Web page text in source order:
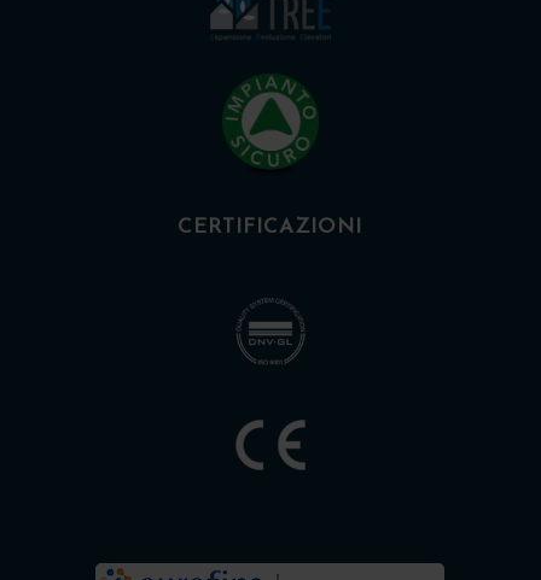
CERTIFICAZIONI